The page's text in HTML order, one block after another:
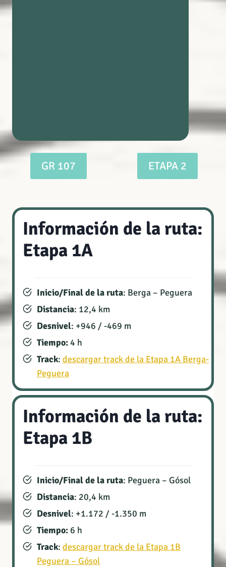
GR 107 ETAPA 2
Información de la ruta:
Etapa 1A
Inicio/Final de la ruta: Berga – Peguera
Distancia: 12,4 km
Desnivel: +946 / -469 m
Tiempo:4 h
Track: descargar track de la Etapa 1A Berga-
Peguera
Información de la ruta:
Etapa 1B
Inicio/Final de la ruta: Peguera – Gósol
Distancia: 20,4 km
Desnivel: +1.172 / -1.350 m
Tiempo: 6 h
Track: descargar track de la Etapa 1B
Peguera – Gósol